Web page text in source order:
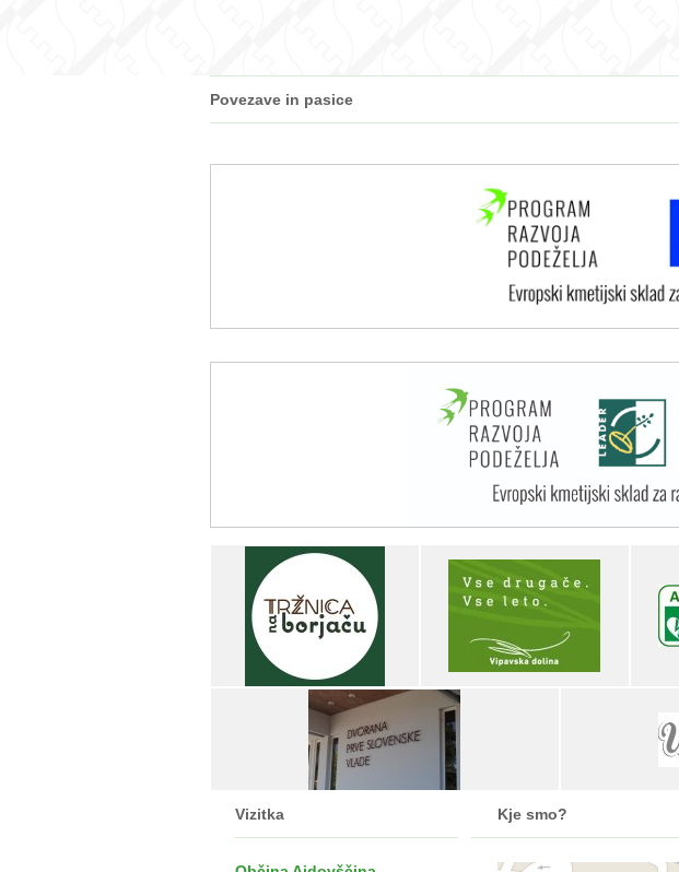
Povezave in pasice
Vizitka Kje smo?